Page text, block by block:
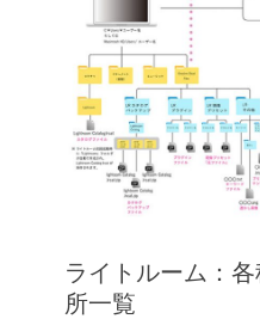
ライトルーム：
所一覧